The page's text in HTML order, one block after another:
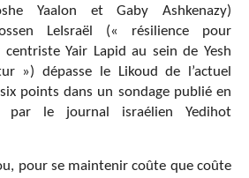
Yaalon et Gaby Ashkenazy)
LeIsraël (« résilience pour
Yair Lapid au sein de Yesh
») dépasse le Likoud de l’actuel
points dans un sondage publié en
par le journal israélien Yedihot
pour se maintenir coûte que coûte